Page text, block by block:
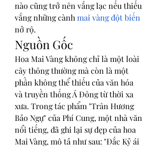
nào cũng trở nên vắng lạc nếu thiếu
vắng những cành mai vàng đột biến
nở rộ.
Nguồn Gốc
Hoa Mai Vàng không chỉ là một loài
cây thông thường mà còn là một
phần không thể thiếu của văn hóa
và truyền thống Á Đông từ thời xa
xưa. Trong tác phẩm "Trân Hương
Bảo Ngự" của Phí Cung, một nhà văn
nổi tiếng, đã ghi lại sự đẹp của hoa
Mai Vàng, mô tả như sau: "Đắc Kỷ ái